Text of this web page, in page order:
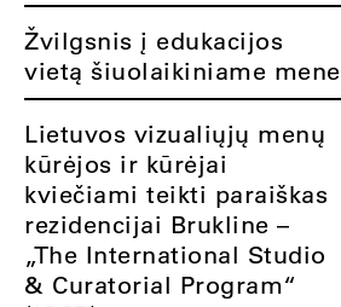
Žvilgsnis į edukacijos
vietą šiuolaikiniame mene
Lietuvos vizualiųjų menų
kūrėjos ir kūrėjai
kviečiami teikti paraiškas
rezidencijai Brukline –
„The International Studio
& Curatorial Program“